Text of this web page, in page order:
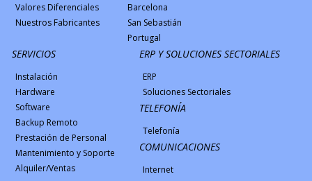
Valores Diferenciales
Nuestros Fabricantes
Barcelona
San Sebastián
Portugal
SERVICIOS
Instalación
Hardware
Software
Backup Remoto
Prestación de Personal
Mantenimiento y Soporte
Alquiler/Ventas
ERP Y SOLUCIONES SECTORIALES
ERP
Soluciones Sectoriales
TELEFONÍA
Telefonía
COMUNICACIONES
Internet